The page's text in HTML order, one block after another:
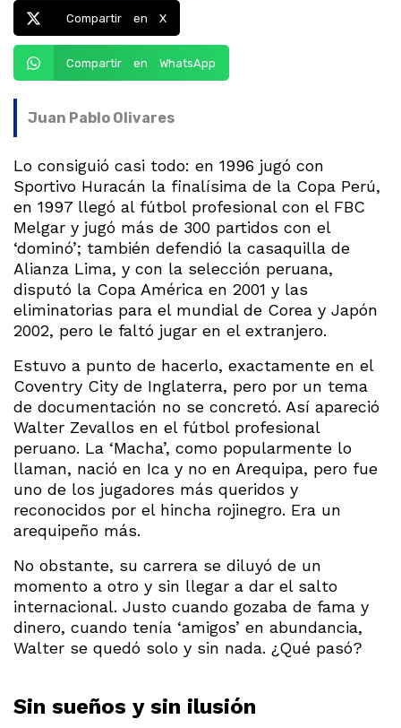
Compartir en X
Compartir en WhatsApp
Juan Pablo Olivares
Lo consiguió casi todo: en 1996 jugó con
Sportivo Huracán la finalísima de la Copa Perú,
en 1997 llegó al fútbol profesional con el FBC
Melgar y jugó más de 300 partidos con el
‘dominó’; también defendió la casaquilla de
Alianza Lima, y con la selección peruana,
disputó la Copa América en 2001 y las
eliminatorias para el mundial de Corea y Japón
2002, pero le faltó jugar en el extranjero.
Estuvo a punto de hacerlo, exactamente en el
Coventry City de Inglaterra, pero por un tema
de documentación no se concretó. Así apareció
Walter Zevallos en el fútbol profesional
peruano. La ‘Macha’, como popularmente lo
llaman, nació en Ica y no en Arequipa, pero fue
uno de los jugadores más queridos y
reconocidos por el hincha rojinegro. Era un
arequipeño más.
No obstante, su carrera se diluyó de un
momento a otro y sin llegar a dar el salto
internacional. Justo cuando gozaba de fama y
dinero, cuando tenía ‘amigos’ en abundancia,
Walter se quedó solo y sin nada. ¿Qué pasó?
Sin sueños y sin ilusión